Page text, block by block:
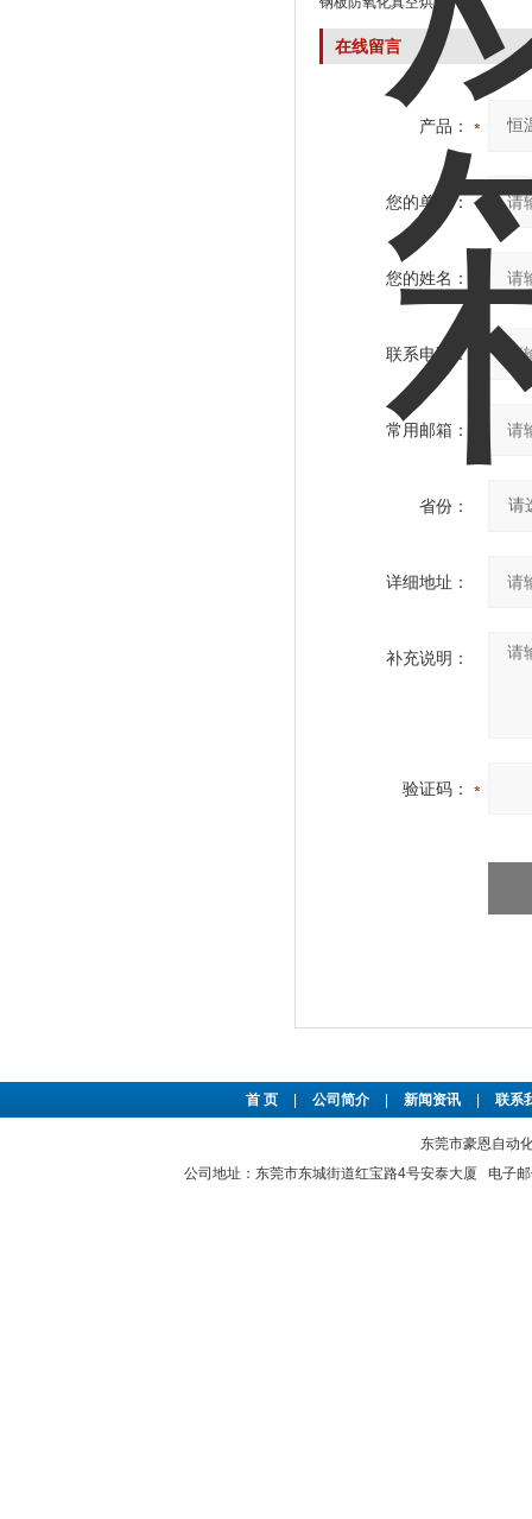
在线留言
产品：
您的单位：
您的姓名：
联系电话：
常用邮箱：
省份：
详细地址：
补充说明：
验证码：
首 页 公司简介 新闻资讯 联系
东莞市豪恩自动
公司地址：东莞市东城街道红宝路4号安泰大厦 电子